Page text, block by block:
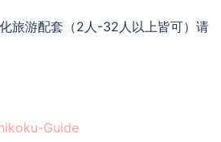
旅游配套（2人-32人以上皆可）请
Guide